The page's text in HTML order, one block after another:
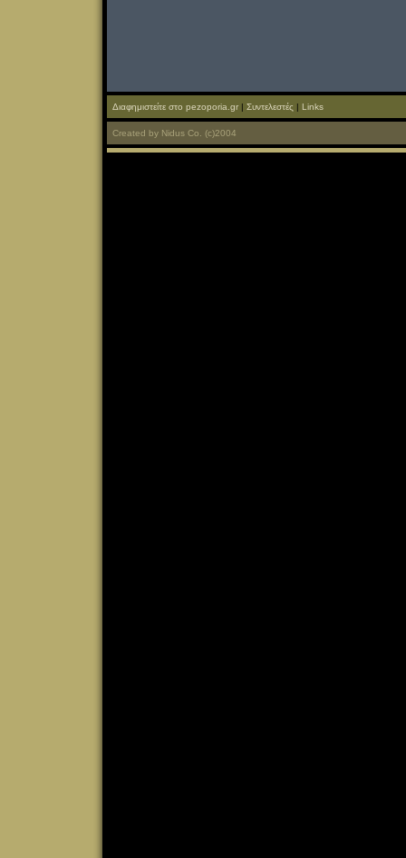
Διαφημιστείτε στο pezoporia.gr | Συντελεστές | Links
Created by Nidus Co. (c)2004